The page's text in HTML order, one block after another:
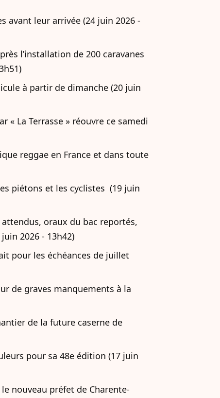
avant leur arrivée (24 juin 2026 -
l’installation de 200 caravanes
à partir de dimanche (20 juin
« La Terrasse » réouvre ce samedi
reggae en France et dans toute
piétons et les cyclistes (19 juin
oraux du bac reportés,
2026 - 13h42)
pour les échéances de juillet
de graves manquements à la
de la future caserne de
pour sa 48e édition (17 juin
nouveau préfet de Charente-